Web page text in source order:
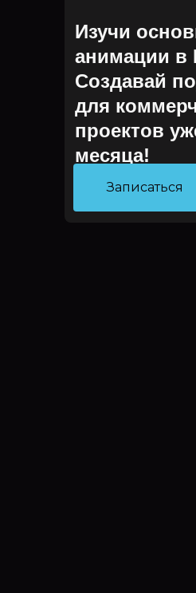
Изучи
анимации в
Создавай
для
проектов
месяца!
Записаться